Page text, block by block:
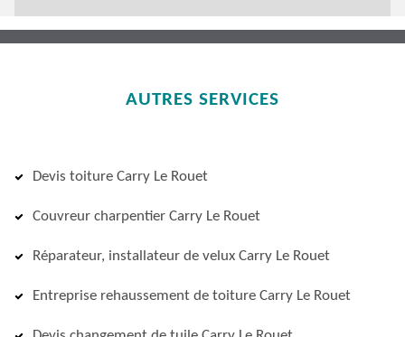
AUTRES SERVICES
Devis toiture Carry Le Rouet
Couvreur charpentier Carry Le Rouet
Réparateur, installateur de velux Carry Le Rouet
Entreprise rehaussement de toiture Carry Le Rouet